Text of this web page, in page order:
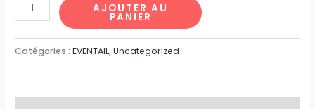
AJOUTER AU
PANIER
Catégories :EVENTAIL,Uncategorized